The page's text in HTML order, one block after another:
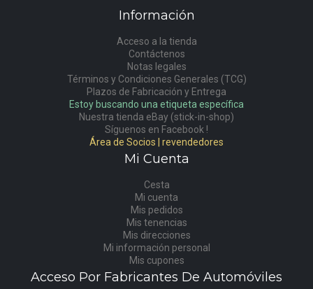
Información
Acceso a la tienda
Contáctenos
Notas legales
Términos y Condiciones Generales (TCG)
Plazos de Fabricación y Entrega
Estoy buscando una etiqueta específica
Nuestra tienda eBay (stick-in-shop)
Síguenos en Facebook !
Área de Socios | revendedores
Mi Cuenta
Cesta
Mi cuenta
Mis pedidos
Mis tenencias
Mis direcciones
Mi información personal
Mis cupones
Acceso Por Fabricantes De Automóviles